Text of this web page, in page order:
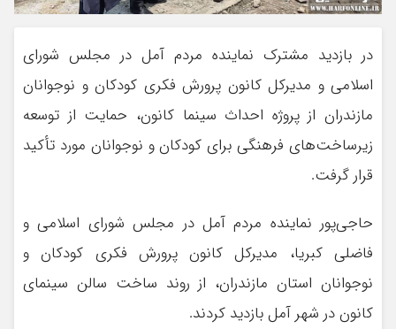
در بازدید مشترک نماینده مردم آمل در مجلس شورای
اسلامی و مدیرکل کانون پرورش فکری کودکان و نوجوانان
مازندران از پروژه احداث سینما کانون، حمایت از توسعه
زیرساخت‌های فرهنگی برای کودکان و نوجوانان مورد تأکید
قرار گرفت.
حاجی‌پور نماینده مردم آمل در مجلس شورای اسلامی و
فاضلی کبریا، مدیرکل کانون پرورش فکری کودکان و
نوجوانان استان مازندران، از روند ساخت سالن سینمای
کانون در شهر آمل بازدید کردند.